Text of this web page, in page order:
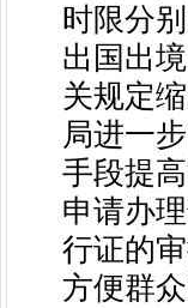
时限分
出国出
关规定
局进一
手段提
申请办
行证的
方便群